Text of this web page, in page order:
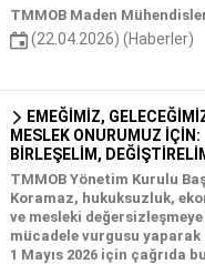
TMMOB Maden
(22.04.2026) (Haberler)
EMEĞİMİZ,
MESLEK ONURUMUZ İÇİN:
BİRLEŞELİM,
TMMOB Yönetim Kurulu
Koramaz, hukuksuzluk,
ve mesleki
mücadele vurgusu yaparak
1 Mayıs 2026 için çağrıda